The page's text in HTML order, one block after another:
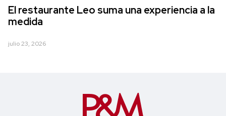
El restaurante Leo suma una experiencia a la
medida
julio 23, 2026